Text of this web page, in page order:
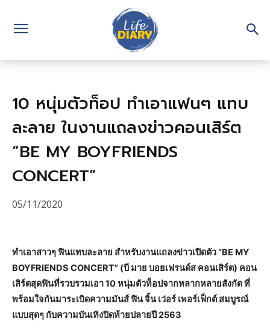
10 หนุ่มตัวท็อป ทำเอาแฟนๆ แทบ
ละลาย ในงานแถลงข่าวคอนเสิร์ต
“BE MY BOYFRIENDS
CONCERT”
05/11/2020
ทำเอาสาวๆ ฟินแทบละลาย สำหรับงานแถลงข่าวเปิดตัว “BE MY
BOYFRIENDS CONCERT” (บี มาย บอยเฟรนด์ส คอนเสิร์ต) คอน
เสิร์ตสุดฟินที่รวบรวมเอา 10 หนุ่มตัวท็อปจากหลากหลายสังกัด ที่
พร้อมใจกันมาระเบิดความมันส์ ฟิน จิ้น เว่อร์ เพอร์เฟ็กต์ สมบูรณ์
แบบสุดๆ กับความบันเทิงปิดท้ายปลายปี 2563